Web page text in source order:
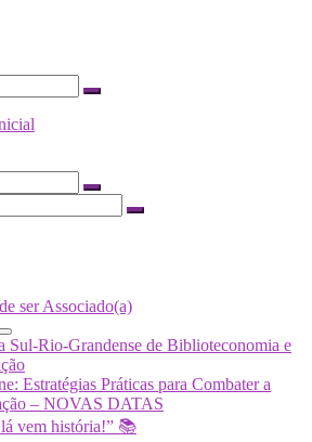
Search
Search
Search
ser Associado(a)
Sul-Rio-Grandense de Biblioteconomia e
Estratégias Práticas para Combater a
– NOVAS DATAS
lá vem história!” 📚